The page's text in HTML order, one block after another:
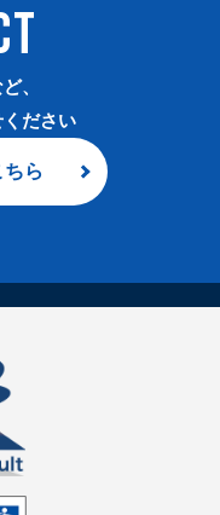
、
ださい
ら